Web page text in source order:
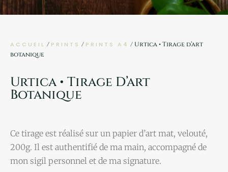
ACCUEIL / PRINTS / PRINTS A4 / Urtica • Tirage d’art
botanique
Urtica • Tirage D’art
Botanique
Ce tirage est réalisé sur un papier d’art mat, velouté,
200g. Il est authentifié de ma main, accompagné de
mon sigil personnel et de ma signature.